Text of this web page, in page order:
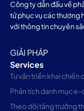
Công ty dẫn đầu về
tử phục vụ các thương
với thông tin chuyên
GIẢI PHÁP
Services
Tư vấn triển khai chiến
Phân tích danh mục
Theo dõi tăng trưởng